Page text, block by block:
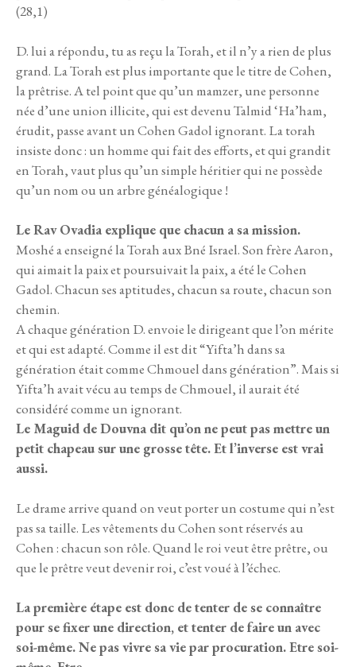
(28,1)
D. lui a répondu, tu as reçu la Torah, et il n’y a rien de plus
grand. La Torah est plus importante que le titre de Cohen,
la prêtrise. A tel point que qu’un mamzer, une personne
née d’une union illicite, qui est devenu Talmid ‘Ha’ham,
érudit, passe avant un Cohen Gadol ignorant. La torah
insiste donc : un homme qui fait des efforts, et qui grandit
en Torah, vaut plus qu’un simple héritier qui ne possède
qu’un nom ou un arbre généalogique !
Le Rav Ovadia explique que chacun a sa mission.
Moshé a enseigné la Torah aux Bné Israel. Son frère Aaron,
qui aimait la paix et poursuivait la paix, a été le Cohen
Gadol. Chacun ses aptitudes, chacun sa route, chacun son
chemin.
A chaque génération D. envoie le dirigeant que l’on mérite
et qui est adapté. Comme il est dit “Yifta’h dans sa
génération était comme Chmouel dans génération”. Mais si
Yifta’h avait vécu au temps de Chmouel, il aurait été
considéré comme un ignorant.
Le Maguid de Douvna dit qu’on ne peut pas mettre un
petit chapeau sur une grosse tête. Et l’inverse est vrai
aussi.
Le drame arrive quand on veut porter un costume qui n’est
pas sa taille. Les vêtements du Cohen sont réservés au
Cohen : chacun son rôle. Quand le roi veut être prêtre, ou
que le prêtre veut devenir roi, c’est voué à l’échec.
La première étape est donc de tenter de se connaître
pour se fixer une direction, et tenter de faire un avec
soi-même. Ne pas vivre sa vie par procuration. Etre soi-